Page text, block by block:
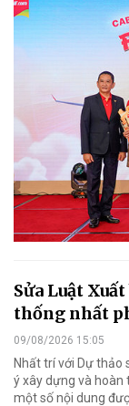
Sửa Luật
thống nhất
09/08/2026 15:05
Nhất trí với Dự thảo
ý xây dựng và hoàn
một số nội dung